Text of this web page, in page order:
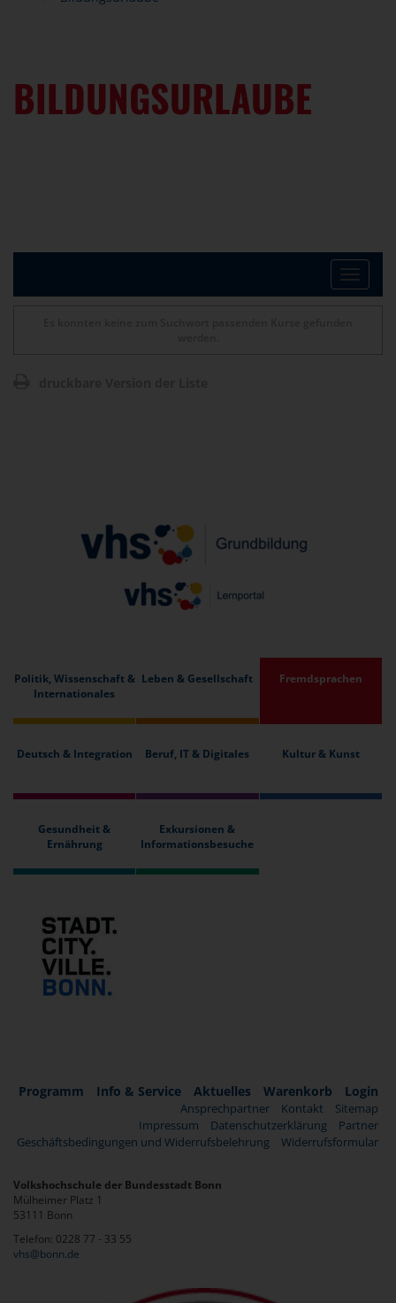
BILDUNGSURLAUBE
Toggle
Politik, Wissenschaft &
Internationales
Leben & Gesellschaft Fremdsprachen
Deutsch & Integration Beruf, IT & Digitales Kultur & Kunst
Gesundheit &
Ernährung
Exkursionen &
Informationsbesuche
Programm Info & Service Aktuelles Warenkorb Login
Ansprechpartner Kontakt
Sitemap
Impressum
Datenschutzerklärung
Partner
Geschäftsbedingungen und Widerrufsbelehrung
Widerrufsformular
Volkshochschule der Bundesstadt Bonn
Mülheimer Platz 1
53111 Bonn
Telefon: 0228 77 - 33 55
vhs@bonn.de